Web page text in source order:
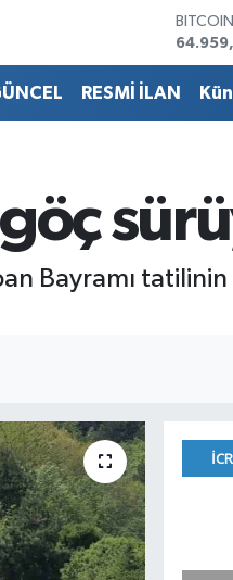
BITCOIN
DOLAR
GRAM
RESMİ İLAN
Bayramı